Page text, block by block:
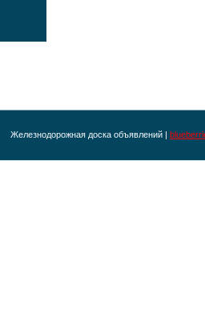
Железнодорожная доска объявлений |